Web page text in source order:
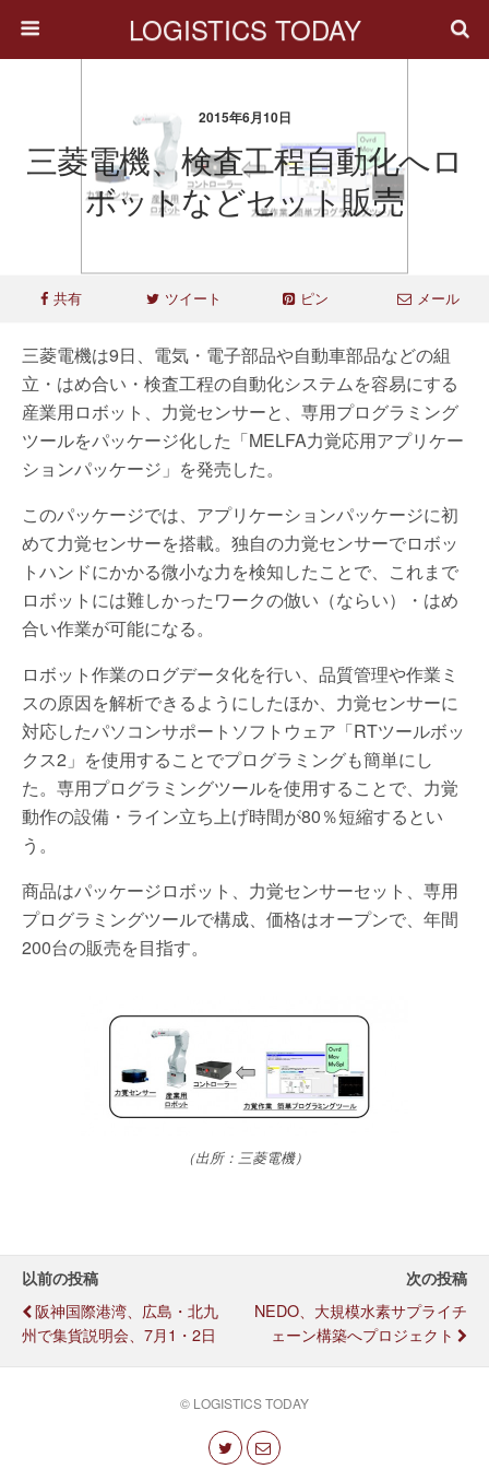
LOGISTICS TODAY
2015年6月10日
三菱電機、検査工程自動化へロ
ボットなどセット販売
共有 ツイート ピン メール
三菱電機は9日、電気・電子部品や自動車部品などの組
立・はめ合い・検査工程の自動化システムを容易にする
産業用ロボット、力覚センサーと、専用プログラミング
ツールをパッケージ化した「MELFA力覚応用アプリケー
ションパッケージ」を発売した。
このパッケージでは、アプリケーションパッケージに初
めて力覚センサーを搭載。独自の力覚センサーでロボッ
トハンドにかかる微小な力を検知したことで、これまで
ロボットには難しかったワークの倣い（ならい）・はめ
合い作業が可能になる。
ロボット作業のログデータ化を行い、品質管理や作業ミ
スの原因を解析できるようにしたほか、力覚センサーに
対応したパソコンサポートソフトウェア「RTツールボッ
クス2」を使用することでプログラミングも簡単にし
た。専用プログラミングツールを使用することで、力覚
動作の設備・ライン立ち上げ時間が80％短縮するとい
う。
商品はパッケージロボット、力覚センサーセット、専用
プログラミングツールで構成、価格はオープンで、年間
200台の販売を目指す。
（出所：三菱電機）
以前の投稿
阪神国際港湾、広島・北九
州で集貨説明会、7月1・2日
次の投稿
NEDO、大規模水素サプライチ
ェーン構築へプロジェクト
© LOGISTICS TODAY